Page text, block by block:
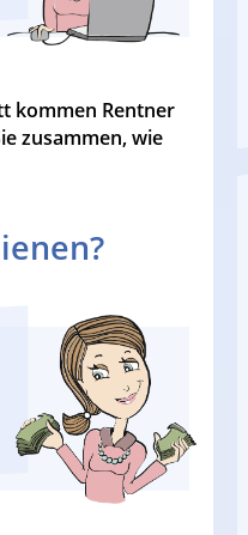
kommen Rentner
zusammen, wie